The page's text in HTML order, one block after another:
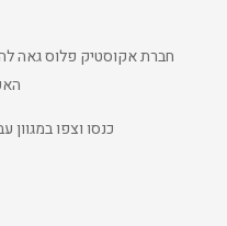
חברת אקוסטיק פלוס גאה
כנסו וצפו במגוון